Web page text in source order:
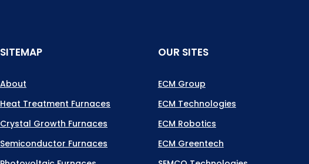
SITEMAP
About
Heat Treatment Furnaces
Crystal Growth Furnaces
Semiconductor Furnaces
OUR SITES
ECM Group
ECM Technologies
ECM Robotics
ECM Greentech